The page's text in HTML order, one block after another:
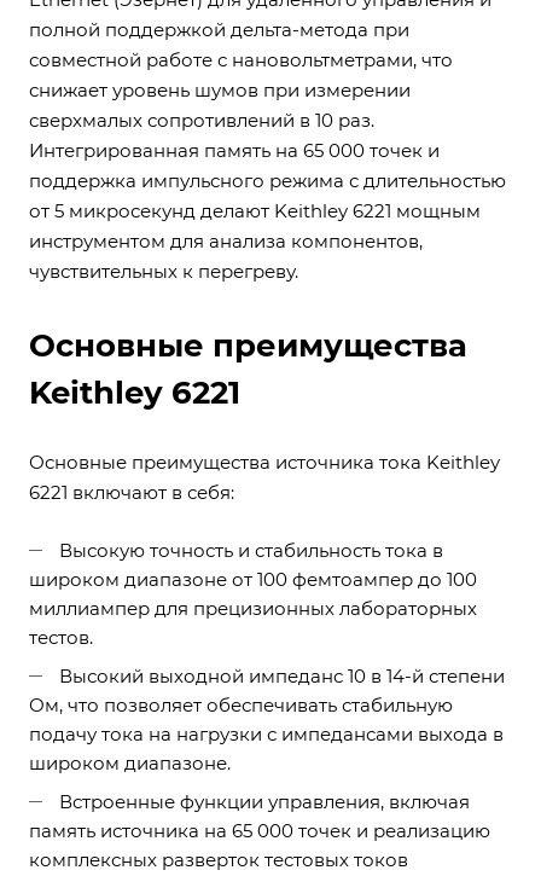
полной поддержкой дельта-метода при
совместной работе с нановольтметрами, что
снижает уровень шумов при измерении
сверхмалых сопротивлений в 10 раз.
Интегрированная память на 65 000 точек и
поддержка импульсного режима с длительностью
от 5 микросекунд делают Keithley 6221 мощным
инструментом для анализа компонентов,
чувствительных к перегреву.
Основные преимущества
Keithley 6221
Основные преимущества источника тока Keithley
6221 включают в себя:
Высокую точность и стабильность тока в
широком диапазоне от 100 фемтоампер до 100
миллиампер для прецизионных лабораторных
тестов.
Высокий выходной импеданс 10 в 14-й степени
Ом, что позволяет обеспечивать стабильную
подачу тока на нагрузки с импедансами выхода в
широком диапазоне.
Встроенные функции управления, включая
память источника на 65 000 точек и реализацию
комплексных разверток тестовых токов